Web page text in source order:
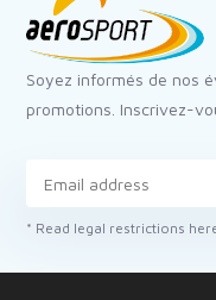
Soyez informés de nos
promotions. Inscrivez-
* Read legal restrictions